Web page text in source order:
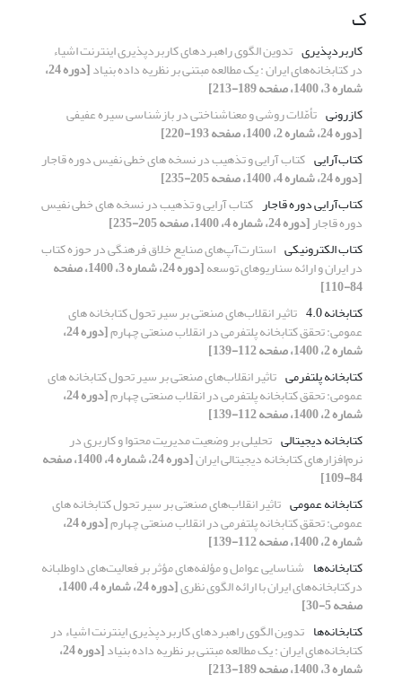
ک
کاربردپذیری تدوین الگوی راهبردهای کاربردپذیری اینترنت اشیاء
در کتابخانه‌های ایران : یک مطالعه مبتنی بر نظریه داده بنیاد [دوره 24،
شماره 3، 1400، صفحه 189-213]
کازرونی تأمّلات روشی و معناشناختی در بازشناسی سیره عفیفی
[دوره 24، شماره 2، 1400، صفحه 193-220]
کتاب‌آرایی کتاب آرایی و تذهیب در نسخه های خطی نفیس دوره قاجار
[دوره 24، شماره 4، 1400، صفحه 205-235]
کتاب‌آرایی دوره قاجار کتاب آرایی و تذهیب در نسخه های خطی نفیس
دوره قاجار[دوره 24، شماره 4، 1400، صفحه 205-235]
کتاب الکترونیکی استارت‌آپ‌های صنایع خلاق فرهنگی در حوزه کتاب
در ایران و ارائه سناریوهای توسعه [دوره 24، شماره 3، 1400، صفحه
84-110]
کتابخانه 4.0
تاثیر انقلاب‌های صنعتی بر سیر تحول کتابخانه های
عمومی: تحقق کتابخانه پلتفرمی در انقلاب صنعتی چهارم [دوره 24،
شماره 2، 1400، صفحه 112-139]
کتابخانه پلتفرمی تاثیر انقلاب‌های صنعتی بر سیر تحول کتابخانه های
عمومی: تحقق کتابخانه پلتفرمی در انقلاب صنعتی چهارم [دوره 24،
شماره 2، 1400، صفحه 112-139]
کتابخانه دیجیتالی تحلیلی بر وضعیت مدیریت محتوا و کاربری در
نرم‌افزارهای کتابخانه دیجیتالی ایران [دوره 24، شماره 4، 1400، صفحه
84-109]
کتابخانه عمومی تاثیر انقلاب‌های صنعتی بر سیر تحول کتابخانه های
عمومی: تحقق کتابخانه پلتفرمی در انقلاب صنعتی چهارم [دوره 24،
شماره 2، 1400، صفحه 112-139]
کتابخانه‌ها شناسایی عوامل و مؤلفه‌های مؤثر بر فعالیت‌های داوطلبانه
درکتابخانه‌های ایران با ارائه الگوی نظری [دوره 24، شماره 4، 1400،
صفحه 5-30]
کتابخانه‌ها تدوین الگوی راهبردهای کاربردپذیری اینترنت اشیاء در
کتابخانه‌های ایران : یک مطالعه مبتنی بر نظریه داده بنیاد [دوره 24،
شماره 3، 1400، صفحه 189-213]